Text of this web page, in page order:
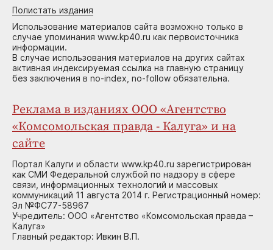
Полистать издания
Использование материалов сайта возможно только в
случае упоминания www.kp40.ru как первоисточника
информации.
В случае использования материалов на других сайтах
активная индексируемая ссылка на главную страницу
без заключения в no-index, no-follow обязательна.
Реклама в изданиях ООО «Агентство
«Комсомольская правда - Калуга» и на
сайте
Портал Калуги и области www.kp40.ru зарегистрирован
как СМИ Федеральной службой по надзору в сфере
связи, информационных технологий и массовых
коммуникаций 11 августа 2014 г. Регистрационный номер:
Эл №ФС77-58967
Учредитель: ООО «Агентство «Комсомольская правда –
Калуга»
Главный редактор: Ивкин В.П.